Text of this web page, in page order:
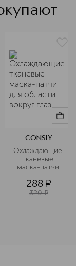
CONSLY
Охлаждающие
тканевые
маска-патчи
вокруг глаз
288 ¤
320 ¤